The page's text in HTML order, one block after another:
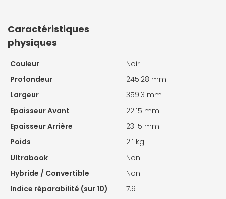
Caractéristiques
physiques
Couleur
Noir
Profondeur
245.28 mm
Largeur
359.3 mm
Epaisseur Avant
22.15 mm
Epaisseur Arrière
23.15 mm
Poids
2.1 kg
Ultrabook
Non
Hybride / Convertible
Non
Indice réparabilité (sur 10)
7.9